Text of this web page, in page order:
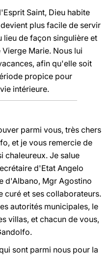
Saint, Dieu habite
plus facile de servir
lieu de façon singulière et
Marie. Nous lui
afin qu'elle soit
propice pour
intérieure.
parmi vous, très chers
et je vous remercie de
chaleureux. Je salue
d'Etat Angelo
d'Albano, Mgr Agostino
curé et ses collaborateurs.
autorités municipales, le
villas, et chacun de vous,
sont parmi nous pour la